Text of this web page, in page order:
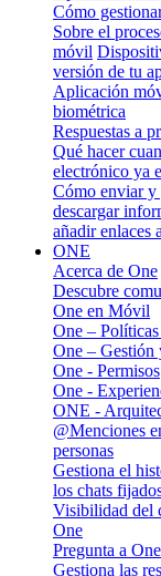
Cómo
Sobre el
móvil
versión de tu
Aplicación
biométrica
Respuestas a
Qué hacer
electrónico ya
Cómo enviar y
descargar
añadir enlaces
ONE
Acerca de One
Descubre
One en Móvil
One –
One – Gestión
One - Permisos
One -
ONE -
@Menciones
personas
Gestiona el
los chats
Visibilidad del
One
Pregunta a
Gestiona las